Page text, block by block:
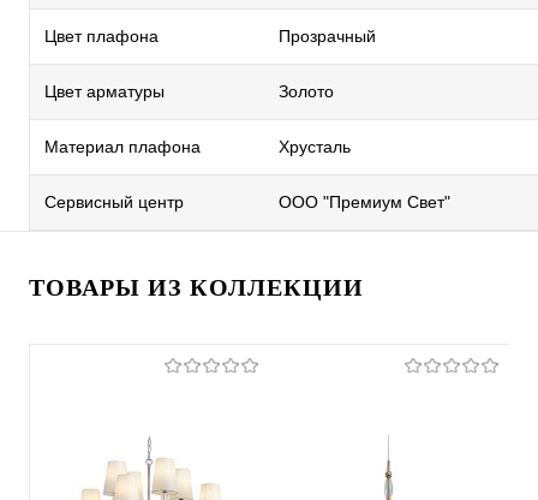
Цвет плафона Прозрачный
Цвет арматуры Золото
Материал плафона Хрусталь
Сервисный центр ООО "Премиум Свет"
ТОВАРЫ ИЗ КОЛЛЕКЦИИ